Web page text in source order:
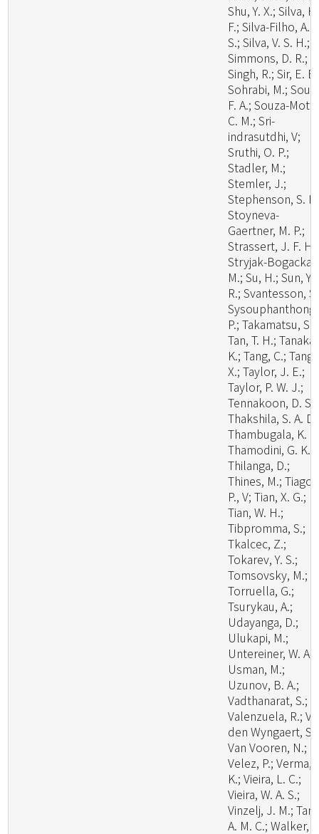
Shu, Y. X.; Silva, H.
F.; Silva-Filho, A.
S.; Silva, V. S. H.;
Simmons, D. R.;
Singh, R.; Sir, E.
Sohrabi, M.;
F. A.; Souza-
C. M.; Sri-
indrasutdhi, V;
Sruthi, O. P.;
Stadler, M.;
Stemler, J.;
Stephenson, S.
Stoyneva-
Gaertner, M. P.;
Strassert, J. F. H.;
Stryjak-Bogacka,
M.; Su, H.; Sun, Y.
R.; Svantesson,
Sysouphanthong,
P.; Takamatsu, S.;
Tan, T. H.; Tanaka,
K.; Tang, C.; Tang,
X.; Taylor, J. E.;
Taylor, P. W. J.;
Tennakoon, D. S.;
Thakshila, S. A.
Thambugala, K.
Thamodini, G. K.;
Thilanga, D.;
Thines, M.; Tiago,
P., V; Tian, X. G.;
Tian, W. H.;
Tibpromma, S.;
Tkalcec, Z.;
Tokarev, Y. S.;
Tomsovsky, M.;
Torruella, G.;
Tsurykau, A.;
Udayanga, D.;
Ulukapi, M.;
Untereiner, W. A.;
Usman, M.;
Uzunov, B. A.;
Vadthanarat, S.;
Valenzuela, R.;
den Wyngaert, S.;
Van Vooren, N.;
Velez, P.; Verma,
K.; Vieira, L. C.;
Vieira, W. A. S.;
Vinzelj, J. M.;
A. M. C.; Walker,